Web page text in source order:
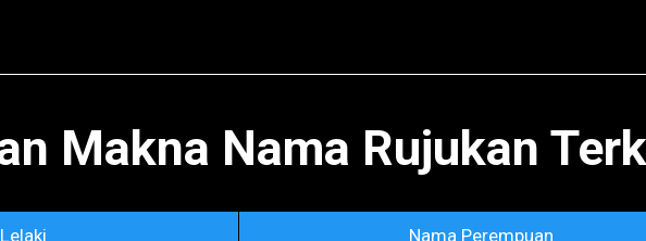
Makna Nama Rujukan
Nama Perempuan